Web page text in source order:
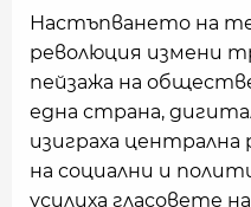
Настъпването на
революция измени
пейзажа на
една страна,
изиграха
на социални и
усилиха гласовете